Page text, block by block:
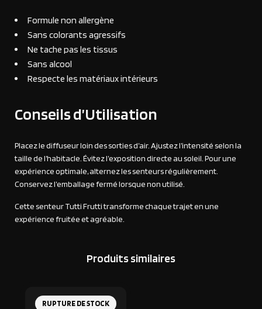
Formule non allergène
Sans colorants agressifs
Ne tache pas les tissus
Sans alcool
Respecte les matériaux intérieurs
Conseils d’Utilisation
Placez le diffuseur loin des sorties d’air. Ajustez l’intensité selon la
taille de l’habitacle. Évitez l’exposition directe au soleil. Pour une
expérience optimale, alternez les senteurs régulièrement.
Conservez l’emballage fermé lorsque non utilisé.
Cette senteur Tutti Frutti transforme chaque trajet en une
expérience fruitée et agréable.
Produits similaires
RUPTURE DE STOCK